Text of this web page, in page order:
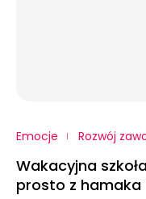
Emocje Rozwój
Wakacyjna
prosto z